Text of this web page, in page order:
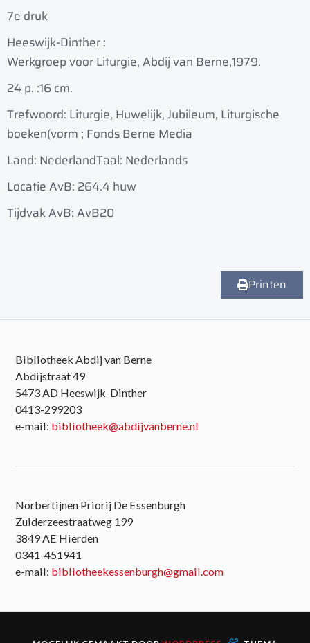
7e druk
Heeswijk-Dinther :
Werkgroep voor Liturgie, Abdij van Berne,1979.
24 p. :16 cm.
Trefwoord: Liturgie, Huwelijk, Jubileum, Liturgische
boeken(vorm ; Fonds Berne Media
Land: NederlandTaal: Nederlands
Locatie AvB: 264.4 huw
Tijdvak AvB: AvB20
Printen
Bibliotheek Abdij van Berne
Abdijstraat 49
5473 AD Heeswijk-Dinther
0413-299203
e-mail: bibliotheek@abdijvanberne.nl
Norbertijnen Priorij De Essenburgh
Zuiderzeestraatweg 199
3849 AE Hierden
0341-451941
e-mail: bibliotheekessenburgh@gmail.com